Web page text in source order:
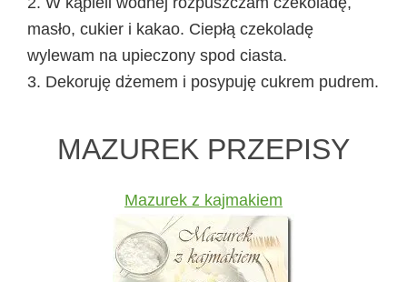
masło, cukier i kakao. Ciepłą czekoladę
wylewam na upieczony spod ciasta.
3. Dekoruję dżemem i posypuję cukrem pudrem.
MAZUREK PRZEPISY
Mazurek z kajmakiem